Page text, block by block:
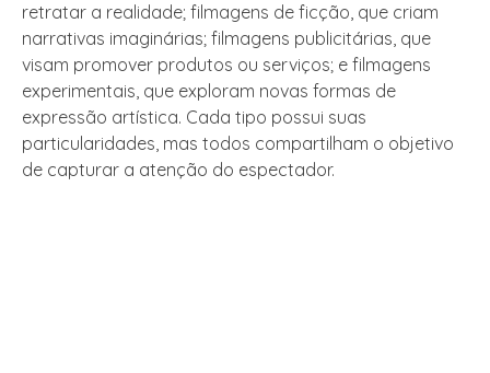
retratar a realidade; filmagens de ficção, que criam
narrativas imaginárias; filmagens publicitárias, que
visam promover produtos ou serviços; e filmagens
experimentais, que exploram novas formas de
expressão artística. Cada tipo possui suas
particularidades, mas todos compartilham o objetivo
de capturar a atenção do espectador.